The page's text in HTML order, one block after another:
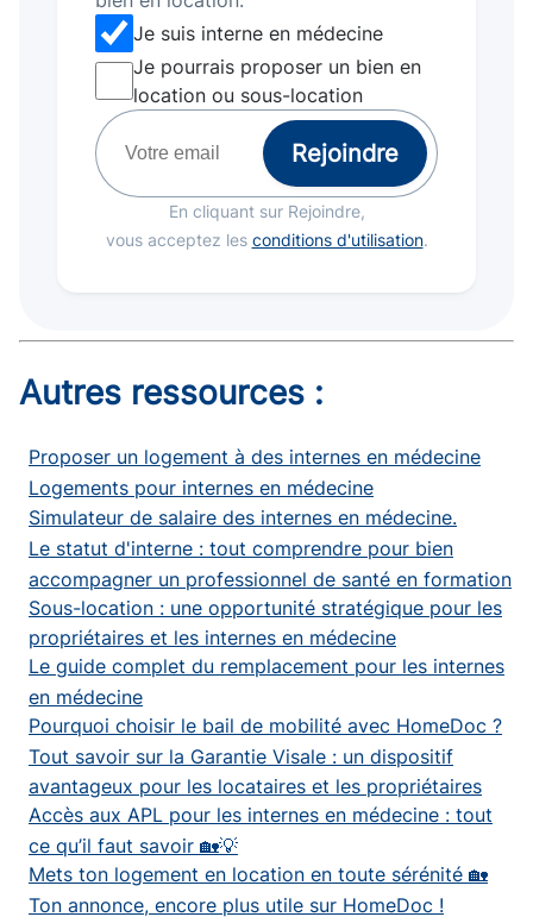
Je suis interne en médecine
Je pourrais proposer un bien en
location ou sous-location
Rejoindre
En cliquant sur Rejoindre,
vous acceptez les conditions d'utilisation.
Autres ressources :
Proposer un logement à des internes en médecine
Logements pour internes en médecine
Simulateur de salaire des internes en médecine.
Le statut d'interne : tout comprendre pour bien
accompagner un professionnel de santé en formation
Sous-location : une opportunité stratégique pour les
propriétaires et les internes en médecine
Le guide complet du remplacement pour les internes
en médecine
Pourquoi choisir le bail de mobilité avec HomeDoc ?
Tout savoir sur la Garantie Visale : un dispositif
avantageux pour les locataires et les propriétaires
Accès aux APL pour les internes en médecine : tout
ce qu’il faut savoir 🏡💡
Mets ton logement en location en toute sérénité 🏡
Ton annonce, encore plus utile sur HomeDoc !